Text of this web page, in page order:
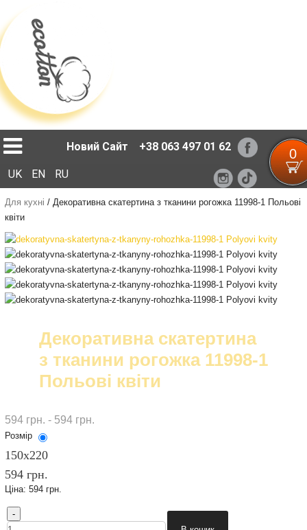
Новий Сайт +38 063 497 01 62 0
UK EN RU
Для кухні / Декоративна скатертина з тканини рогожка 11998-1 Польові
квіти
Декоративна скатертина
з тканини рогожка 11998-1
Польові квіти
594 грн. - 594 грн.
Розмір
150х220
594 грн.
Ціна: 594 грн.